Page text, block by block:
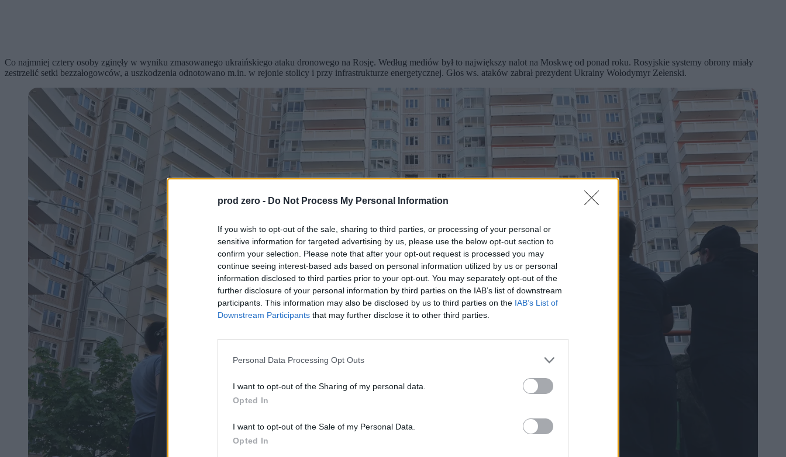
prod zero - Do Not Process My Personal Information
If you wish to opt-out of the sale, sharing to third parties, or processing of your personal or
sensitive information for targeted advertising by us, please use the below opt-out section to
confirm your selection. Please note that after your opt-out request is processed you may
continue seeing interest-based ads based on personal information utilized by us or personal
information disclosed to third parties prior to your opt-out. You may separately opt-out of the
further disclosure of your personal information by third parties on the IAB’s list of downstream
participants. This information may also be disclosed by us to third parties on the IAB’s List of
Downstream Participants that may further disclose it to other third parties.
Personal Data Processing Opt Outs
I want to opt-out of the Sharing of my personal data.
Opted In
I want to opt-out of the Sale of my Personal Data.
Opted In
Co najmniej cztery osoby zginęły w wyniku zmasowanego ukraińskiego ataku dronowego na Rosję. Według mediów był to największy nalot na Moskwę od ponad roku. Rosyjskie systemy obrony miały
zestrzelić setki bezzałogowców, a uszkodzenia odnotowano m.in. w rejonie stolicy i przy infrastrukturze energetycznej. Głos ws. ataków zabrał prezydent Ukrainy Wołodymyr Zełenski.